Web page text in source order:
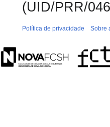
(UID/PRR/
Política de privacidade Sobre